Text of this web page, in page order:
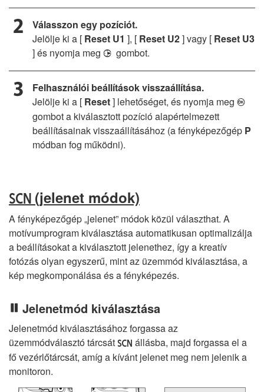
Válasszon egy pozíciót.
Jelölje ki a [ Reset U1 ], [ Reset U2] vagy [ Reset U3
] és nyomja meg 2 gombot.
Felhasználói beállítások visszaállítása.
Jelölje ki a [ Reset] lehetőséget, és nyomja meg J
gombot a kiválasztott pozíció alapértelmezett
beállításainak visszaállításához (a fényképezőgép P
módban fog működni).
h (jelenet módok)
A fényképezőgép „jelenet” módok közül választhat. A
motívumprogram kiválasztása automatikusan optimalizálja
a beállításokat a kiválasztott jelenethez, így a kreatív
fotózás olyan egyszerű, mint az üzemmód kiválasztása, a
kép megkomponálása és a fényképezés.
Jelenetmód kiválasztása
Jelenetmód kiválasztásához forgassa az
üzemmódválasztó tárcsát h állásba, majd forgassa el a
fő vezérlőtárcsát, amíg a kívánt jelenet meg nem jelenik a
monitoron.